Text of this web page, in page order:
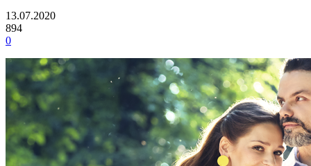
13.07.2020
894
0